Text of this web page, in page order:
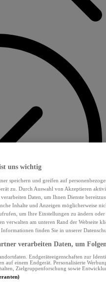
uns wichtig
speichern und greifen auf
zu. Durch Auswahl von Akzeptieren
verarbeiten Daten, um Ihnen Dienste
Inhalte und Anzeigen möglicherweise
um Ihre Einstellungen zu ändern
verwalten am unteren Rand der Webseite
Informationen finden Sie in unserer
verarbeiten Daten, um
Endgeräteeigenschaften zur
auf einem Endgerät. Personalisierte
Zielgruppenforschung sowie